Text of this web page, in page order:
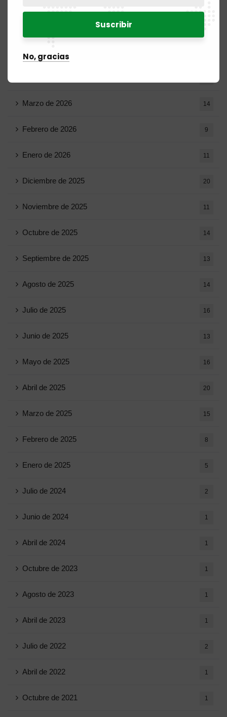
Mayo de 2026
Marzo de 2026 14
Febrero de 2026 9
Enero de 2026 11
Diciembre de 2025 20
Noviembre de 2025 11
Octubre de 2025 14
Septiembre de 2025 13
Agosto de 2025 14
Julio de 2025 16
Junio ​​de 2025 13
Mayo de 2025 16
Abril de 2025 20
Marzo de 2025 15
Febrero de 2025 8
Enero de 2025 5
Julio de 2024 2
Junio ​​de 2024 1
Abril de 2024 1
Octubre de 2023 1
Agosto de 2023 1
Abril de 2023 1
Julio de 2022 2
Abril de 2022 1
Octubre de 2021 1
No, gracias